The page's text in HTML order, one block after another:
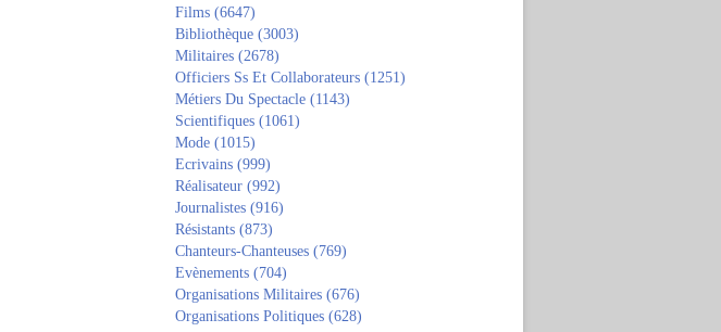
Films (6647)
Bibliothèque (3003)
Militaires (2678)
Officiers Ss Et Collaborateurs (1251)
Métiers Du Spectacle (1143)
Scientifiques (1061)
Mode (1015)
Ecrivains (999)
Réalisateur (992)
Journalistes (916)
Résistants (873)
Chanteurs-Chanteuses (769)
Evènements (704)
Organisations Militaires (676)
Organisations Politiques (628)